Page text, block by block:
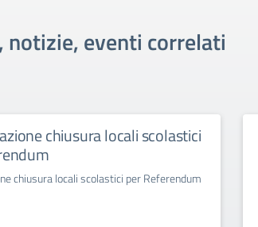
notizie, eventi correlati
chiusura locali scolastici
chiusura locali scolastici per Referendum